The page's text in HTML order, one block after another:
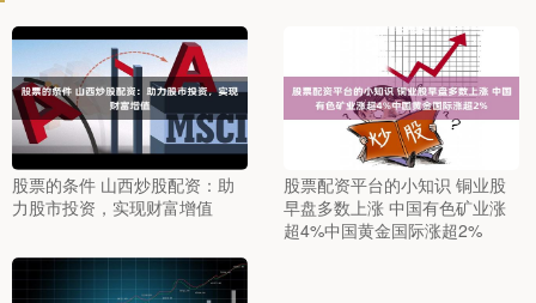
股票的条件 山西炒股配资：助
力股市投资，实现财富增值
股票配资平台的小知识 铜业股
早盘多数上涨 中国有色矿业涨
超4%中国黄金国际涨超2%